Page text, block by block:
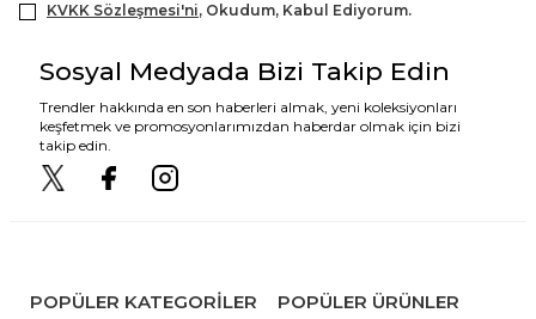
KVKK Sözleşmesi'ni, Okudum, Kabul Ediyorum.
Sosyal Medyada Bizi Takip Edin
Trendler hakkında en son haberleri almak, yeni koleksiyonları
keşfetmek ve promosyonlarımızdan haberdar olmak için bizi
takip edin.
POPÜLER KATEGORILER POPÜLER ÜRÜNLER